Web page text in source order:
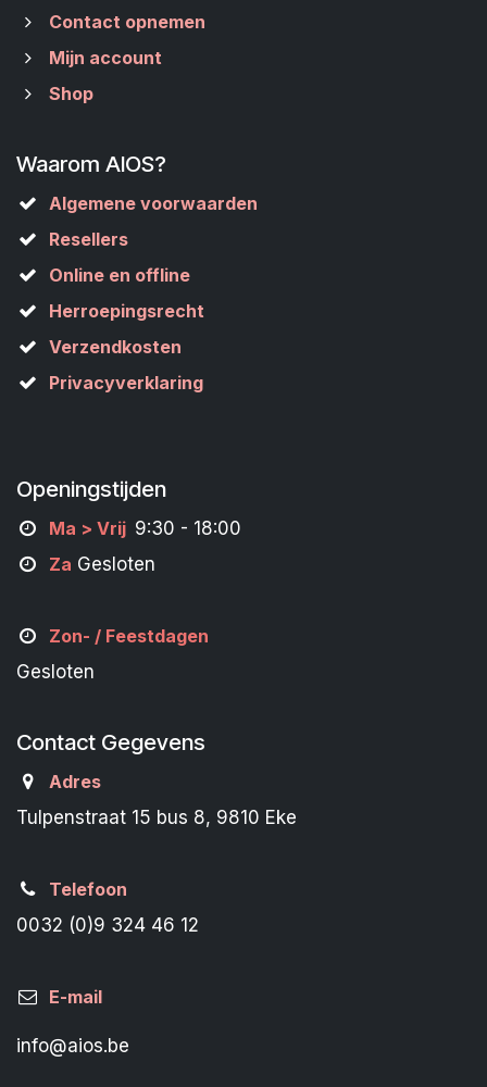
Contact opnemen
Mijn account
Shop
Waarom AIOS?
Algemene voorwaarden
Resellers
Online en offline
Herroepingsrecht
Verzendkosten
Privacyverklaring
Openingstijden
Ma > Vrij 9:30 - 18:00
Za Gesloten
Zon- / Feestdagen
Gesloten
Contact Gegevens
Adres
Tulpenstraat 15 bus 8, 9810 Eke
Telefoon
0032 (0)9 324 46 12
E-mail
info@aios.be